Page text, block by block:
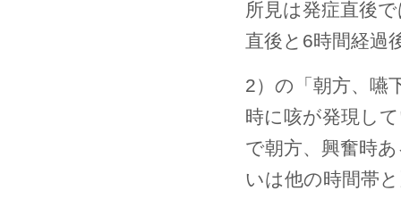
所見は発症直後
直後と6時間経過
2）の「朝方、嚥
時に咳が発現し
で朝方、興奮時
いは他の時間帯